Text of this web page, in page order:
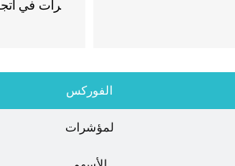
رات في
الفوركس
لمؤشرات